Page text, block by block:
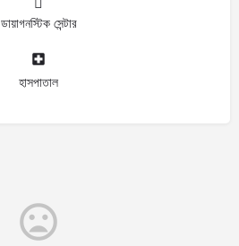
ডায়াগনস্টিক সেন্টার
হাসপাতাল